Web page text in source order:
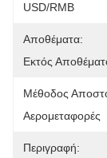
USD/RMB
Αποθέματα:
Εκτός
Μέθοδος
Αερομεταφορές
Περιγραφή: